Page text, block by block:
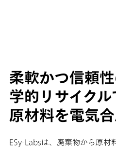
柔軟かつ信頼
学的リサイク
原材料を電気
ESy-Labsは、廃棄物から原材